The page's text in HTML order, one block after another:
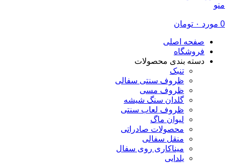
منو
0 مورد ۰ تومان
صفحه اصلی
فروشگاه
دسته بندی محصولات
تنبک
ظروف سنتی سفالی
ظروف مسی
گلدان سنگ شیشه
ظروف لعاب سنتی
لیوان ماگ
محصولات صادراتی
منقل سفالی
میناکاری روی سفال
یلدایی